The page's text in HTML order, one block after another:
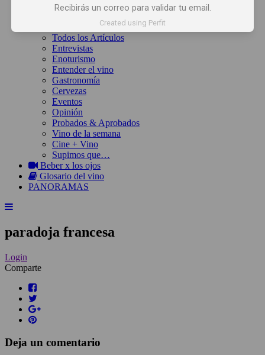
Inicio
Todos los Artículos
Entrevistas
Enoturismo
Entender el vino
Gastronomía
Cervezas
Eventos
Opinión
Probados & Aprobados
Vino de la semana
Cine + Vino
Supimos que…
Beber x los ojos
Glosario del vino
PANORAMAS
paradoja francesa
Login
Comparte
Deja un comentario
Recibirás un correo para validar tu email.
Created using Perfit